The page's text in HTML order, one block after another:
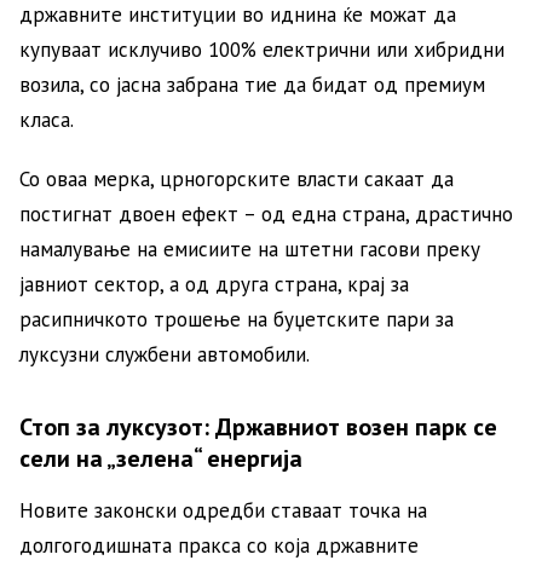
државните институции во иднина ќе можат да
купуваат исклучиво 100% електрични или хибридни
возила, со јасна забрана тие да бидат од премиум
класа.
Со оваа мерка, црногорските власти сакаат да
постигнат двоен ефект – од една страна, драстично
намалување на емисиите на штетни гасови преку
јавниот сектор, а од друга страна, крај за
расипничкото трошење на буџетските пари за
луксузни службени автомобили.
Стоп за луксузот: Државниот возен парк се
сели на „зелена“ енергија
Новите законски одредби ставаат точка на
долгогодишната пракса со која државните